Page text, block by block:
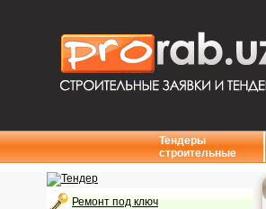
Тендеры
строительные
Ремонт под ключ